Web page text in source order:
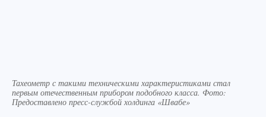
Тахеометр с такими техническими характеристиками стал
первым отечественным прибором подобного класса. Фото:
Предоставлено пресс-службой холдинга «Швабе»